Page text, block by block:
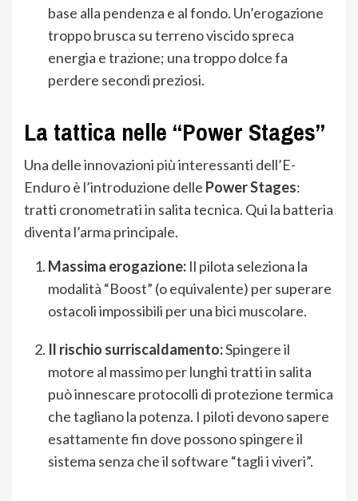
base alla pendenza e al fondo. Un’erogazione
troppo brusca su terreno viscido spreca
energia e trazione; una troppo dolce fa
perdere secondi preziosi.
La tattica nelle “Power Stages”
Una delle innovazioni più interessanti dell’E-
Enduro è l’introduzione delle Power Stages:
tratti cronometrati in salita tecnica. Qui la batteria
diventa l’arma principale.
Massima erogazione: Il pilota seleziona la
modalità “Boost” (o equivalente) per superare
ostacoli impossibili per una bici muscolare.
Il rischio surriscaldamento:Spingere il
motore al massimo per lunghi tratti in salita
può innescare protocolli di protezione termica
che tagliano la potenza. I piloti devono sapere
esattamente fin dove possono spingere il
sistema senza che il software “tagli i viveri”.